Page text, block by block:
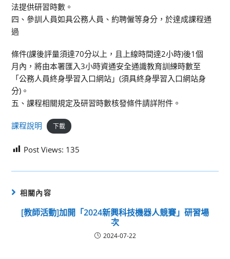
法提供研習時數。
四、參訓人員如具公務人員、約聘僱等身分，於達成課程通
過
條件(課後評量須達70分以上，且上線時間達2小時)後1個
月內，將由本署匯入3小時資通安全通識教育訓練時數至
「公務人員終身學習入口網站」(須具終身學習入口網站身
分)。
五、課程相關規定及研習時數核發條件請詳附件。
課程說明 下載
Post Views: 135
相關內容
[教師活動]加開「2024新興科技機器人競賽」研習場
次
2024-07-22